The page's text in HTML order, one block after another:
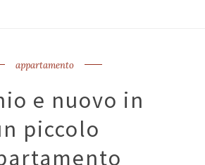
appartamento
e nuovo in
piccolo